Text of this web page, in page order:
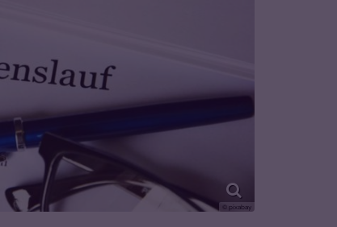
© pixabay